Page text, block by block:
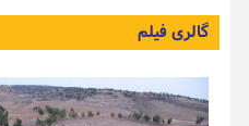
گالری فیلم